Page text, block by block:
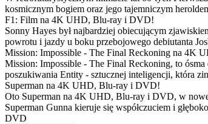
kosmicznym bogiem oraz jego tajemniczym
F1: Film na 4K UHD, Blu-ray i DVD!
Sonny Hayes był najbardziej obiecującym
powrotu i jazdy u boku przebojowego debiutanta
Mission: Impossible - The Final Reckoning na 4K
Mission: Impossible - The Final Reckoning, to
poszukiwania Entity - sztucznej inteligencji, która
Superman na 4K UHD, Blu-ray i DVD!
Oto Superman na 4K UHD, Blu-ray i DVD, w
Superman Gunna kieruje się współczuciem i
DVD